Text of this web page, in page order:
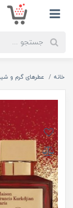
خانه عطرهای گرم و